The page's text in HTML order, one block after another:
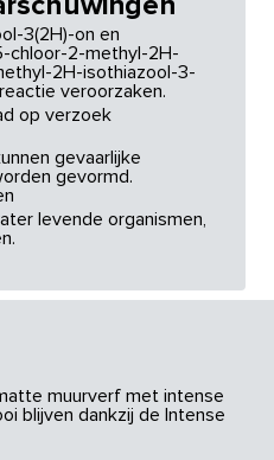
3(2H)-on en
chloor-2-methyl-2H-
2H-isothiazool-3-
veroorzaken.
op verzoek
gevaarlijke
gevormd.
levende organismen,
muurverf met intense
blijven dankzij de Intense